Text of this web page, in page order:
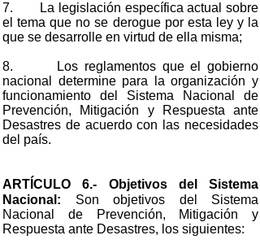
7. La legislación específica actual sobre
el tema que no se derogue por esta ley y la
que se desarrolle en virtud de ella misma;
8. Los reglamentos que el gobierno
nacional determine para la organización y
funcionamiento del Sistema Nacional de
Prevención, Mitigación y Respuesta ante
Desastres de acuerdo con las necesidades
del país.
ARTÍCULO 6.- Objetivos del Sistema
Nacional: Son objetivos del Sistema
Nacional de Prevención, Mitigación y
Respuesta ante Desastres, los siguientes: